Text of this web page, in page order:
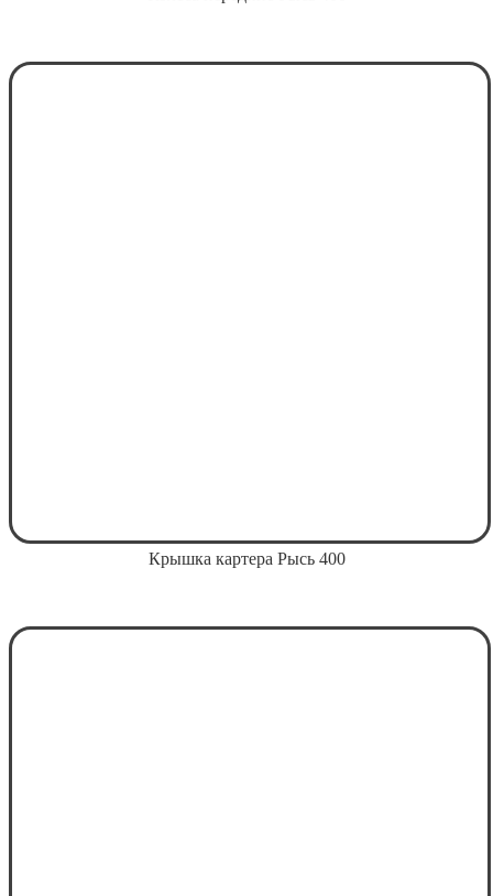
Крышка картера Рысь 400